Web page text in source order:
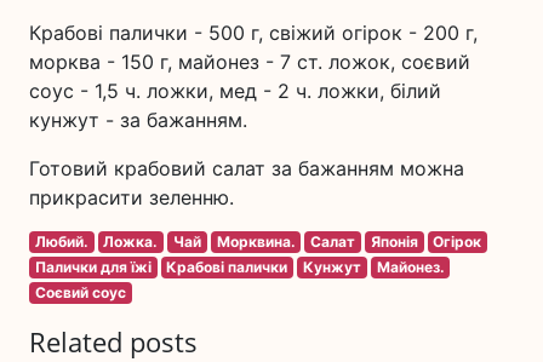
Крабові палички - 500 г, свіжий огірок - 200 г,
морква - 150 г, майонез - 7 ст. ложок, соєвий
соус - 1,5 ч. ложки, мед - 2 ч. ложки, білий
кунжут - за бажанням.
Готовий крабовий салат за бажанням можна
прикрасити зеленню.
Любий. Ложка. Чай Морквина. Салат Японія
Огірок
Палички для їжі
Крабові палички Кунжут
Майонез.
Соєвий соус
Related posts